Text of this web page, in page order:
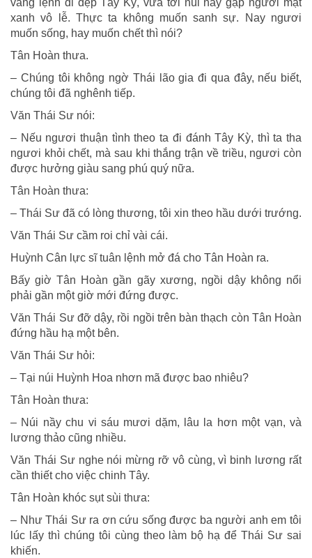
xanh vô lễ. Thực ta không muốn sanh sự. Nay ngươi
muốn sống, hay muốn chết thì nói?
Tân Hoàn thưa.
– Chúng tôi không ngờ Thái lão gia đi qua đây, nếu biết,
chúng tôi đã nghênh tiếp.
Văn Thái Sư nói:
– Nếu ngươi thuận tình theo ta đi đánh Tây Kỳ, thì ta tha
ngươi khỏi chết, mà sau khi thắng trận về triều, ngươi còn
được hưởng giàu sang phú quý nữa.
Tân Hoàn thưa:
– Thái Sư đã có lòng thương, tôi xin theo hầu dưới trướng.
Văn Thái Sư cầm roi chỉ vài cái.
Huỳnh Cân lực sĩ tuân lệnh mở đá cho Tân Hoàn ra.
Bấy giờ Tân Hoàn gần gãy xương, ngồi dậy không nổi
phải gần một giờ mới đứng được.
Văn Thái Sư đỡ dậy, rồi ngồi trên bàn thạch còn Tân Hoàn
đứng hầu hạ một bên.
Văn Thái Sư hỏi:
– Tại núi Huỳnh Hoa nhơn mã được bao nhiêu?
Tân Hoàn thưa:
– Núi nầy chu vi sáu mươi dặm, lâu la hơn một vạn, và
lương thảo cũng nhiều.
Văn Thái Sư nghe nói mừng rỡ vô cùng, vì binh lương rất
cần thiết cho việc chinh Tây.
Tân Hoàn khóc sụt sùi thưa:
– Như Thái Sư ra ơn cứu sống được ba người anh em tôi
lúc lấy thì chúng tôi cùng theo làm bộ hạ để Thái Sư sai
khiến.